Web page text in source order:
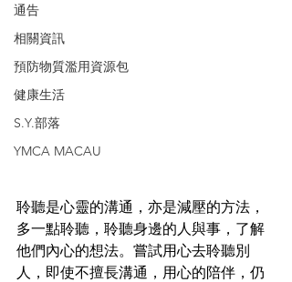
通告
相關資訊
預防物質濫用資源包
健康生活
S.Y.部落
YMCA MACAU
聆聽是心靈的溝通，亦是減壓的方法，
多一點聆聽，聆聽身邊的人與事，了解
他們內心的想法。嘗試用心去聆聽別
人，即使不擅長溝通，用心的陪伴，仍